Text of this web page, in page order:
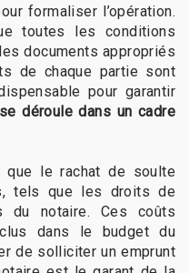
formaliser l’opération.
toutes les conditions
documents appropriés
de chaque partie sont
pour garantir
déroule dans un cadre
que le rachat de soulte
tels que les droits de
du notaire. Ces coûts
dans le budget du
de solliciter un emprunt